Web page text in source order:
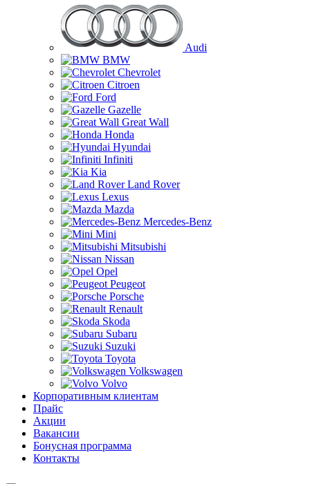
Audi
BMW
Chevrolet
Citroen
Ford
Gazelle
Great Wall
Honda
Hyundai
Infiniti
Kia
Land Rover
Lexus
Mazda
Mercedes-Benz
Mini
Mitsubishi
Nissan
Opel
Peugeot
Porsche
Renault
Skoda
Subaru
Suzuki
Toyota
Volkswagen
Volvo
Корпоративным клиентам
Прайс
Акции
Вакансии
Бонусная программа
Контакты